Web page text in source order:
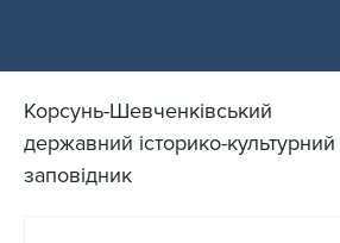
Корсунь-Шевченківський
державний історико-культурний
заповідник